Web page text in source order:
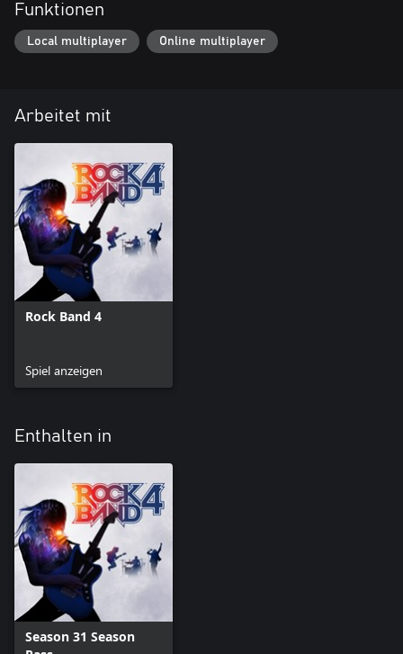
Funktionen
Local multiplayer Online multiplayer
Arbeitet mit
Rock Band 4
Spiel anzeigen
Enthalten in
Season 31 Season